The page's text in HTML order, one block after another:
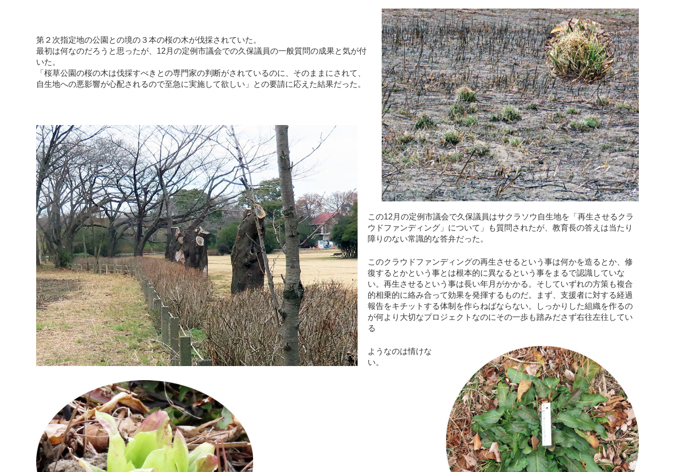
第２次指定地の公園との境の３本の桜の木が伐採されていた。
最初は何なのだろうと思ったが、12月の定例市議会での久保議員の一般質問の成果と気が付
いた。
「桜草公園の桜の木は伐採すべきとの専門家の判断がされているのに、そのままにされて、
自生地への悪影響が心配されるので至急に実施して欲しい」との要請に応えた結果だった。
この12月の定例市議会で久保議員はサクラソウ自生地を「再生させるクラ
ウドファンディング」について」も質問されたが、教育長の答えは当たり
障りのない常識的な答弁だった。
このクラウドファンディングの再生させるという事は何かを造るとか、修
復するとかという事とは根本的に異なるという事をまるで認識していな
い。再生させるという事は長い年月がかかる。そしていずれの方策も複合
的相乗的に絡み合って効果を発揮するものだ。まず、支援者に対する経過
報告をキチットする体制を作らねばならない。しっかりした組織を作るの
が何より大切なプロジェクトなのにその一歩も踏みださず右往左往してい
る
ようなのは情けな
い。